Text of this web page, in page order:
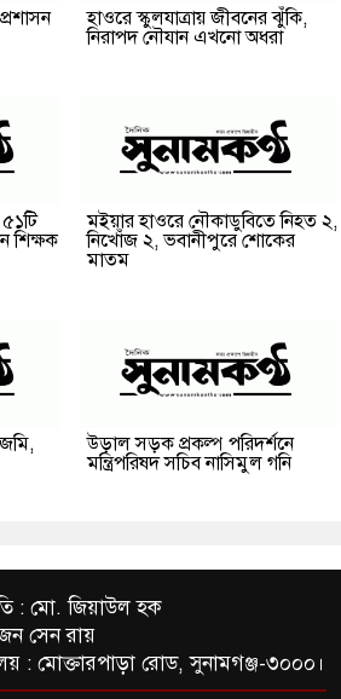
হাওরে স্কুলযাত্রায় জীবনের ঝুঁকি,
নিরাপদ নৌযান এখনো অধরা
শিক্ষক
মইয়ার হাওরে নৌকাডুবিতে নিহত ২,
নিখোঁজ ২, ভবানীপুরে শোকের
মাতম
উড়াল সড়ক প্রকল্প পরিদর্শনে
মন্ত্রিপরিষদ সচিব নাসিমুল গনি
: মো. জিয়াউল হক
সেন রায়
: মোক্তারপাড়া রোড, সুনামগঞ্জ-৩০০০।